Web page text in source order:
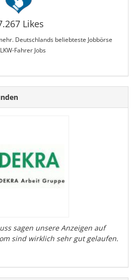
Likes
Deutschlands beliebteste Jobbörse
Fahrer Jobs
sagen unsere Anzeigen auf
sind wirklich sehr gut gelaufen.